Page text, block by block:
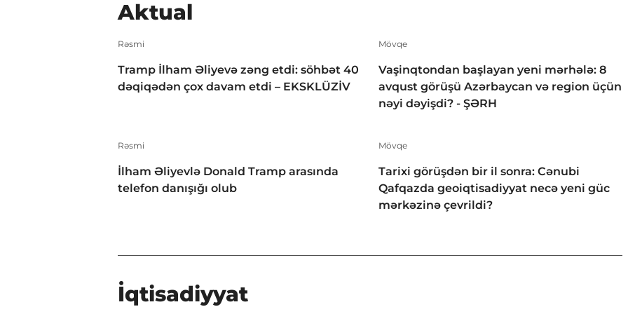
Aktual
Rəsmi
Tramp İlham Əliyevə zəng etdi: söhbət 40
dəqiqədən çox davam etdi – EKSKLÜZİV
Mövqe
Vaşinqtondan başlayan yeni mərhələ: 8
avqust görüşü Azərbaycan və region üçün
nəyi dəyişdi? - ŞƏRH
Rəsmi
İlham Əliyevlə Donald Tramp arasında
telefon danışığı olub
Mövqe
Tarixi görüşdən bir il sonra: Cənubi
Qafqazda geoiqtisadiyyat necə yeni güc
mərkəzinə çevrildi?
İqtisadiyyat